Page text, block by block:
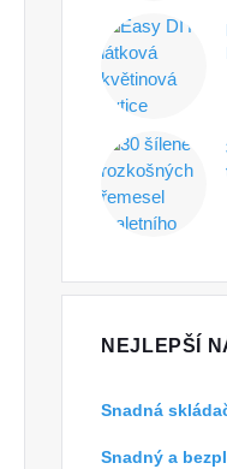
NEJLEPŠÍ
Snadná
Snadný a